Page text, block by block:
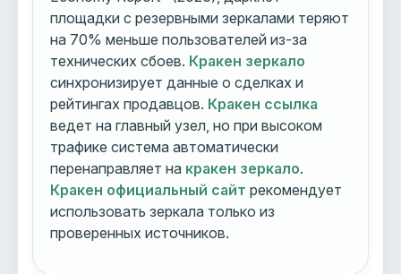
площадки с резервными зеркалами теряют
на 70% меньше пользователей из-за
технических сбоев. Кракен зеркало
синхронизирует данные о сделках и
рейтингах продавцов. Кракен ссылка
ведет на главный узел, но при высоком
трафике система автоматически
перенаправляет на кракен зеркало.
Кракен официальный сайт рекомендует
использовать зеркала только из
проверенных источников.